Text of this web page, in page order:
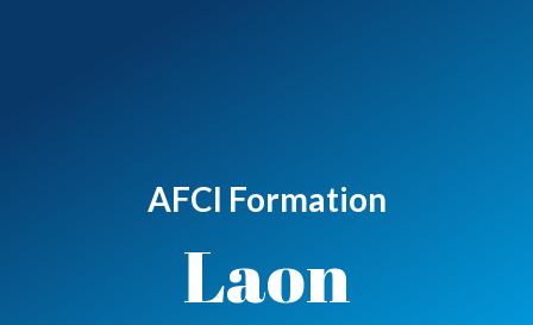
AFCI Formation
Laon